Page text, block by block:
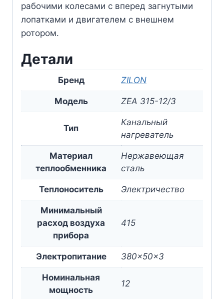
рабочими колесами с вперед загнутыми
лопатками и двигателем с внешнем
ротором.
Детали
Бренд ZILON
Модель ZEA 315-12/3
Тип
Канальный
нагреватель
Материал
теплообменника
Нержавеющая
сталь
Теплоноситель Электричество
Минимальный
расход воздуха
прибора
415
Электропитание 380x50x3
Номинальная
мощность
12